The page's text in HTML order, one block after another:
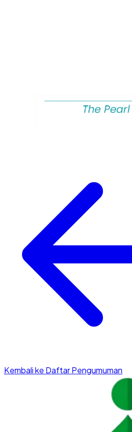
Kembali ke Daftar Pengumuman